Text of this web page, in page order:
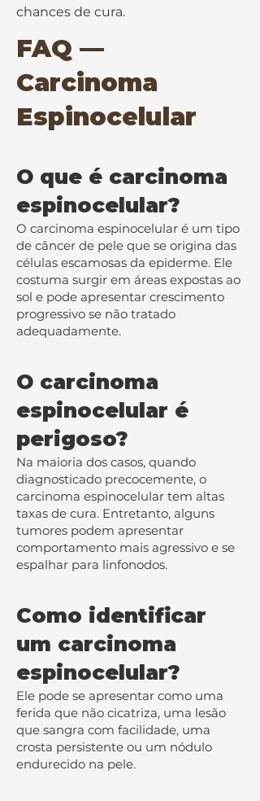
chances de cura.
FAQ —
Carcinoma
Espinocelular
O que é carcinoma
espinocelular?
O carcinoma espinocelular é um tipo
de câncer de pele que se origina das
células escamosas da epiderme. Ele
costuma surgir em áreas expostas ao
sol e pode apresentar crescimento
progressivo se não tratado
adequadamente.
O carcinoma
espinocelular é
perigoso?
Na maioria dos casos, quando
diagnosticado precocemente, o
carcinoma espinocelular tem altas
taxas de cura. Entretanto, alguns
tumores podem apresentar
comportamento mais agressivo e se
espalhar para linfonodos.
Como identificar
um carcinoma
espinocelular?
Ele pode se apresentar como uma
ferida que não cicatriza, uma lesão
que sangra com facilidade, uma
crosta persistente ou um nódulo
endurecido na pele.